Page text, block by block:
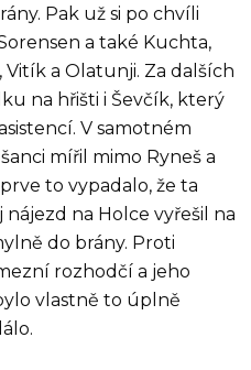
Pak už si po chvíli
a také Kuchta,
a Olatunji. Za dalších
na hřišti i Ševčík, který
V samotném
mířil mimo Ryneš a
to vypadalo, že ta
na Holce vyřešil na
do brány. Proti
rozhodčí a jeho
vlastně to úplně